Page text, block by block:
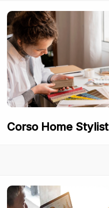
Corso Home Stylist